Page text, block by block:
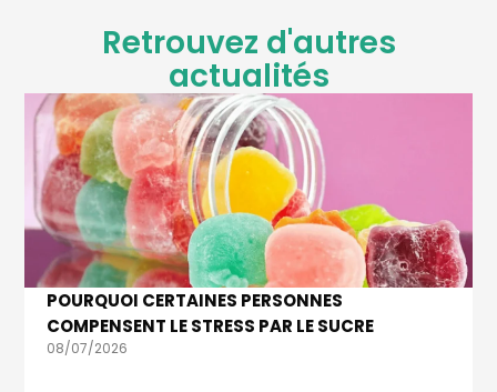
Retrouvez d'autres
actualités
POURQUOI CERTAINES PERSONNES
COMPENSENT LE STRESS PAR LE SUCRE
08/07/2026